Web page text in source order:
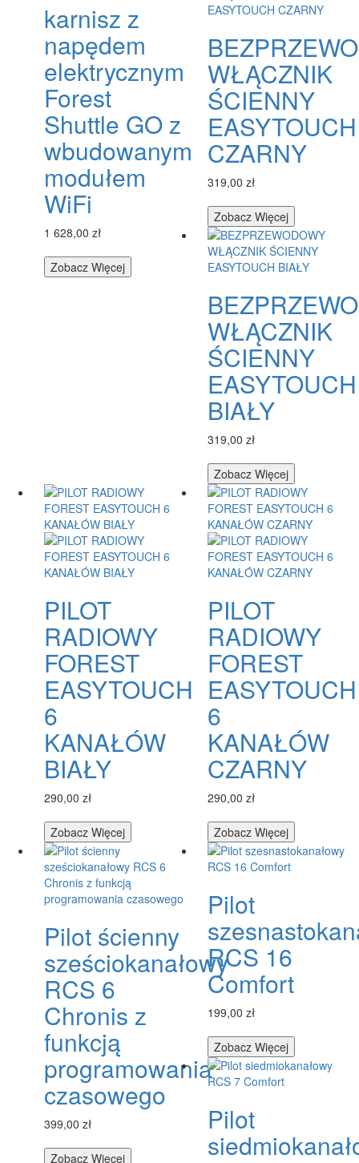
karnisz z
napędem
elektrycznym
Forest
Shuttle GO z
wbudowanym
modułem
WiFi
1 628,00 zł
Zobacz Więcej
WŁĄCZNIK
ŚCIENNY
EASYTOUCH
CZARNY
319,00 zł
Zobacz Więcej
WŁĄCZNIK
ŚCIENNY
EASYTOUCH
BIAŁY
319,00 zł
Zobacz Więcej
PILOT
RADIOWY
FOREST
EASYTOUCH
6
KANAŁÓW
BIAŁY
290,00 zł
Zobacz Więcej
PILOT
RADIOWY
FOREST
EASYTOUCH
6
KANAŁÓW
CZARNY
290,00 zł
Zobacz Więcej
Pilot ścienny
sześciokanałowy
RCS 6
Chronis z
funkcją
programowania
czasowego
399,00 zł
Zobacz Więcej
Pilot
RCS 16
Comfort
199,00 zł
Zobacz Więcej
Pilot